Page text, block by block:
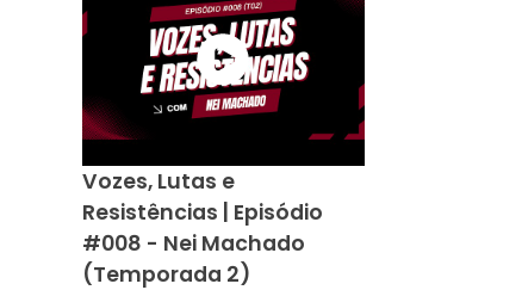
Vozes, Lutas e
Resistências | Episódio
#008 - Nei Machado
(Temporada 2)